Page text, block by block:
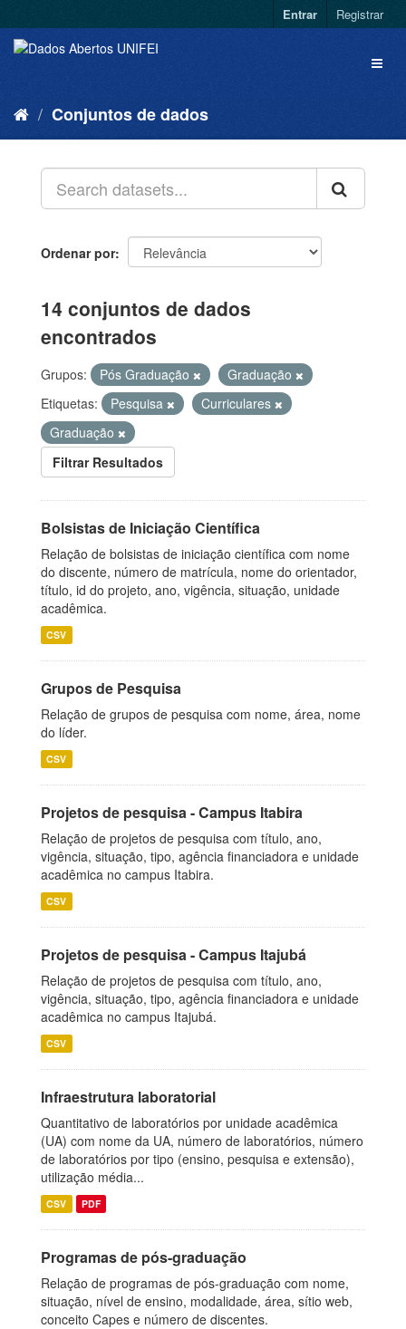
Entrar Registrar
Conjuntos de dados
Ordenar por
14 conjuntos de dados
encontrados
Grupos: Pós Graduação
Graduação
Etiquetas:
Pesquisa
Curriculares
Graduação
Filtrar Resultados
Bolsistas de Iniciação Científica
Relação de bolsistas de iniciação científica com nome
do discente, número de matrícula, nome do orientador,
título, id do projeto, ano, vigência, situação, unidade
acadêmica.
CSV
Grupos de Pesquisa
Relação de grupos de pesquisa com nome, área, nome
do líder.
CSV
Projetos de pesquisa - Campus Itabira
Relação de projetos de pesquisa com título, ano,
vigência, situação, tipo, agência financiadora e unidade
acadêmica no campus Itabira.
CSV
Projetos de pesquisa - Campus Itajubá
Relação de projetos de pesquisa com título, ano,
vigência, situação, tipo, agência financiadora e unidade
acadêmica no campus Itajubá.
CSV
Infraestrutura laboratorial
Quantitativo de laboratórios por unidade acadêmica
(UA) com nome da UA, número de laboratórios, número
de laboratórios por tipo (ensino, pesquisa e extensão),
utilização média...
CSV PDF
Programas de pós-graduação
Relação de programas de pós-graduação com nome,
situação, nível de ensino, modalidade, área, sítio web,
conceito Capes e número de discentes.